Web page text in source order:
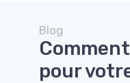
Blog
pour